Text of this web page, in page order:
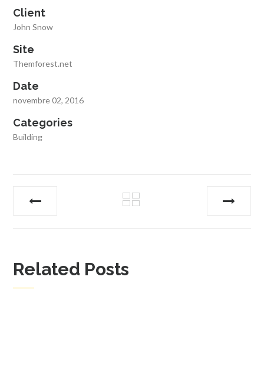
Client
John Snow
Site
Themforest.net
Date
novembre 02, 2016
Categories
Building
Related Posts